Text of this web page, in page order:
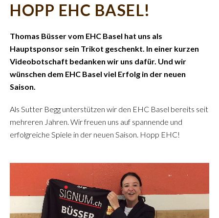
HOPP EHC BASEL!
Thomas Büsser vom EHC Basel hat uns als
Hauptsponsor sein Trikot geschenkt. In einer kurzen
Videobotschaft bedanken wir uns dafür. Und wir
wünschen dem EHC Basel viel Erfolg in der neuen
Saison.
Als Sutter Begg unterstützen wir den EHC Basel bereits seit
mehreren Jahren. Wir freuen uns auf spannende und
erfolgreiche Spiele in der neuen Saison. Hopp EHC!